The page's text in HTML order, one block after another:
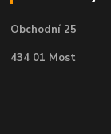
Obchodní 25
434 01 Most